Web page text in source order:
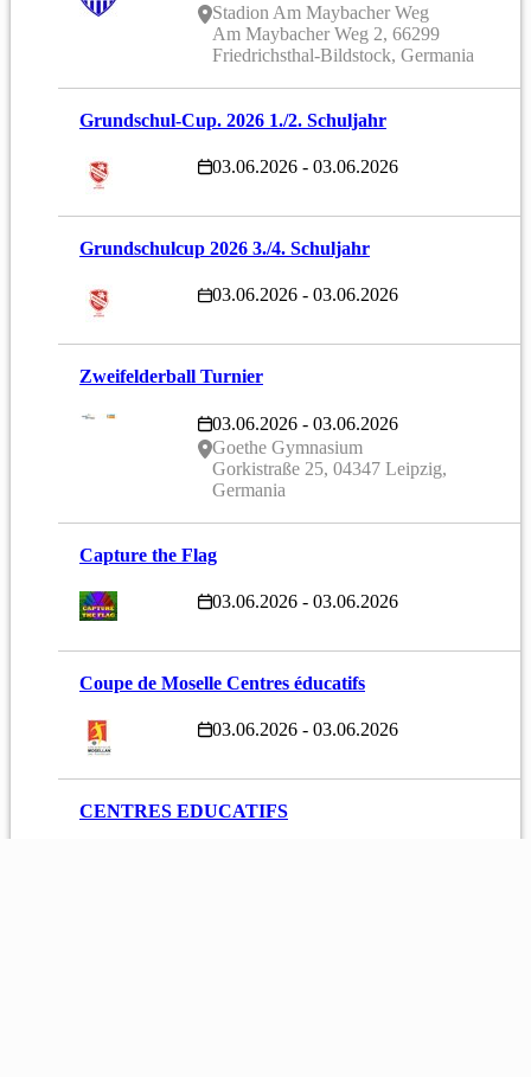
Stadion Am Maybacher Weg
Am Maybacher Weg 2, 66299
Friedrichsthal-Bildstock, Germania
Grundschul-Cup. 2026 1./2. Schuljahr
03.06.2026 - 03.06.2026
Grundschulcup 2026 3./4. Schuljahr
03.06.2026 - 03.06.2026
Zweifelderball Turnier
03.06.2026 - 03.06.2026
Goethe Gymnasium
Gorkistraße 25, 04347 Leipzig,
Germania
Capture the Flag
03.06.2026 - 03.06.2026
Coupe de Moselle Centres éducatifs
03.06.2026 - 03.06.2026
CENTRES EDUCATIFS